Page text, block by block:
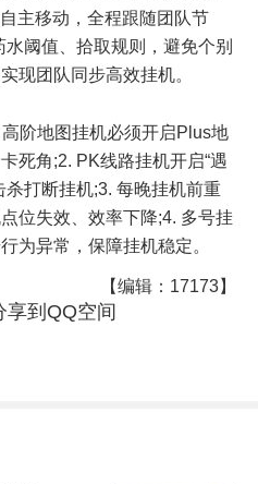
主移动，全程跟随团队节
阈值、拾取规则，避免个别
现团队同步高效挂机。
阶地图挂机必须开启Plus地
死角;2. PK线路挂机开启“遇
杀打断挂机;3. 每晚挂机前重
位失效、效率下降;4. 多号挂
为异常，保障挂机稳定。
【编辑：17173】
享到QQ空间